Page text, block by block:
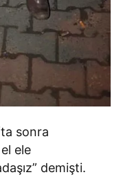
sonra
ele
demişti.